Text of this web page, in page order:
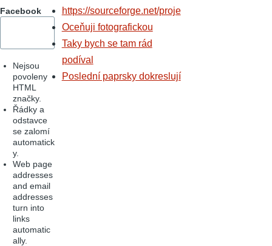
Facebook
Nejsou
povoleny
HTML
značky.
Řádky a
odstavce
se zalomí
automatick
y.
Web page
addresses
and email
addresses
turn into
links
automatic
ally.
https://sourceforge.net/proje
Oceňuji fotografickou
Taky bych se tam rád
podíval
Poslední paprsky dokreslují